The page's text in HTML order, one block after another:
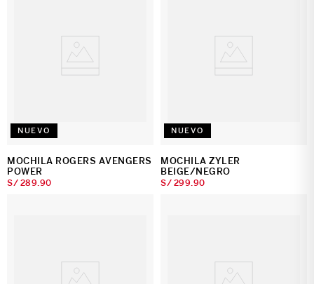
NUEVO
MOCHILA ROGERS AVENGERS
POWER
S/ 289.90
NUEVO
MOCHILA ZYLER
BEIGE/NEGRO
S/ 299.90